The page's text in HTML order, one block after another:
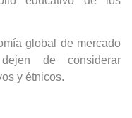
global de mercado
de considerar
y étnicos.